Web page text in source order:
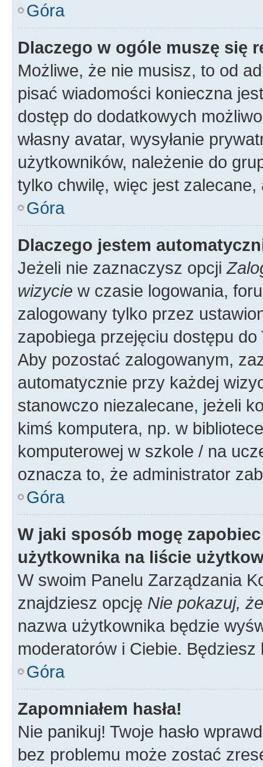
Góra
Dlaczego w ogóle muszę się
Możliwe, że nie musisz, to od
pisać wiadomości konieczna
dostęp do dodatkowych
własny avatar, wysyłanie
użytkowników, należenie do
tylko chwilę, więc jest zalecane,
Góra
Dlaczego jestem
Jeżeli nie zaznaczysz opcji
wizycie w czasie logowania,
zalogowany tylko przez
zapobiega przejęciu dostępu
Aby pozostać zalogowanym,
automatycznie przy każdej
stanowczo niezalecane, jeżeli
kimś komputera, np. w
komputerowej w szkole / na
oznacza to, że administrator
Góra
W jaki sposób mogę
użytkownika na liście
W swoim Panelu Zarządzania
znajdziesz opcję Nie pokazuj,
nazwa użytkownika będzie
moderatorów i Ciebie.
Góra
Zapomniałem hasła!
Nie panikuj! Twoje hasło
bez problemu może zostać